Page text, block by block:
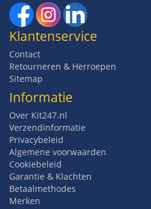
Klantenservice
Contact
Retourneren & Herroepen
Sitemap
Informatie
Over Kit247.nl
Verzendinformatie
Privacybeleid
Algemene voorwaarden
Cookiebeleid
Garantie & Klachten
Betaalmethodes
Merken